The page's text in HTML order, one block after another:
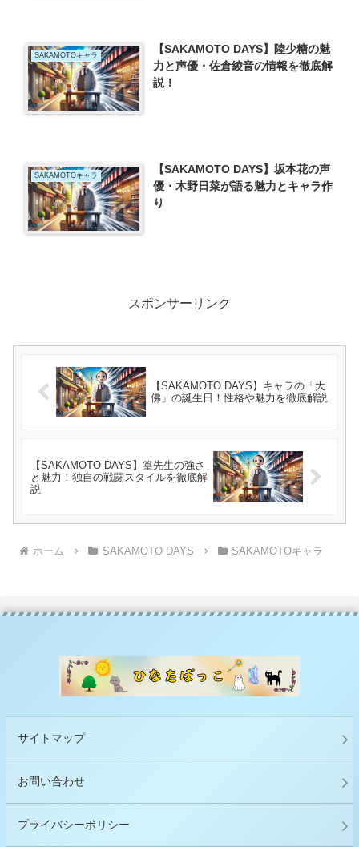
SAKAMOTOキャラ
【SAKAMOTO DAYS】陸少糖の魅
力と声優・佐倉綾音の情報を徹底解
説！
SAKAMOTOキャラ
【SAKAMOTO DAYS】坂本花の声
優・木野日菜が語る魅力とキャラ作
り
スポンサーリンク
【SAKAMOTO DAYS】キャラの「大
佛」の誕生日！性格や魅力を徹底解説
【SAKAMOTO DAYS】篁先生の強さ
と魅力！独自の戦闘スタイルを徹底解
説
ホーム SAKAMOTO DAYS SAKAMOTOキャラ
サイトマップ
お問い合わせ
プライバシーポリシー